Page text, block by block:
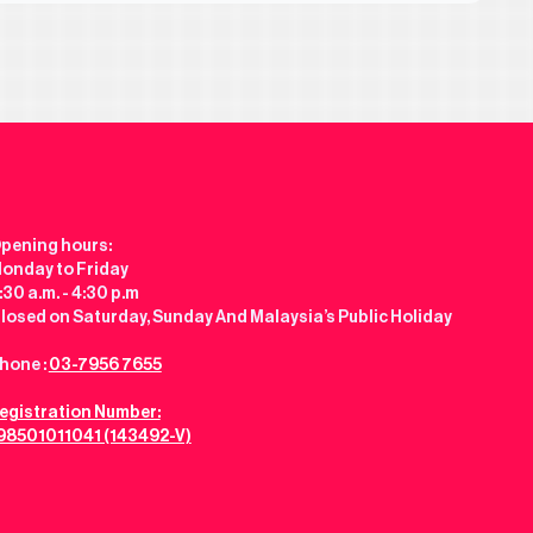
hours:
to Friday
a.m. - 4:30 p.m
on Saturday, Sunday And Malaysia’s Public Holiday
: 03-7956 7655
Number:
(143492-V)